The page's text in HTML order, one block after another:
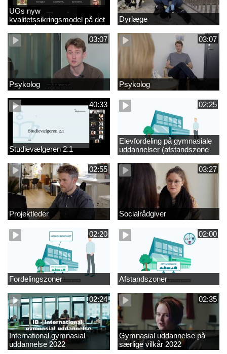
UGs nyw
kvalitetssikringsmodel på det
videregående område
Dyrlæge
03:07
Psykolog
03:07
Psykolog
40:33
Studievælgeren 2.1
02:25
Elevfordeling på gymnasiale
uddannelser (afstandszone
redigeret)
02:55
Projektleder
03:27
Socialrådgiver
02:20
Fordelingszoner
02:00
Afstandszoner
02:24
International gymnasial
uddannelse 2022
02:35
Gymnasial uddannelse på
særlige vilkår 2022